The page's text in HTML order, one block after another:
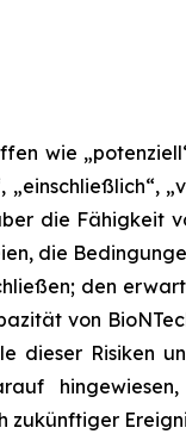
wie
„einschließlich“,
die Fähigkeit
die
den
von
dieser Risiken
zukünftiger